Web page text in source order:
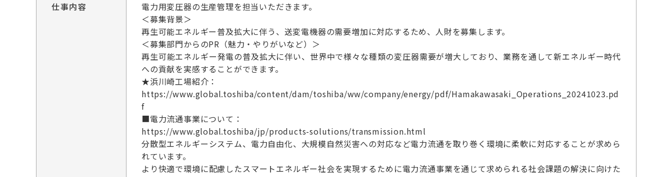
仕事内容
電力用変圧器の生産管理を担当いただきます。
＜募集背景＞
再生可能エネルギー普及拡大に伴う、送変電機器の需要増加に対応するため、人財を募集します。
＜募集部門からのPR（魅力・やりがいなど）＞
再生可能エネルギー発電の普及拡大に伴い、世界中で様々な種類の変圧器需要が増大しており、業務を通して新エネルギー時代
への貢献を実感することができます。
★浜川崎工場紹介：
https://www.global.toshiba/content/dam/toshiba/ww/company/energy/pdf/Hamakawasaki_Operations_20241023.pd
f
■電力流通事業について：
https://www.global.toshiba/jp/products-solutions/transmission.html
分散型エネルギーシステム、電力自由化、大規模自然災害への対応など電力流通を取り巻く環境に柔軟に対応することが求めら
れています。
より快適で環境に配慮したスマートエネルギー社会を実現するために電力流通事業を通じて求められる社会課題の解決に向けた